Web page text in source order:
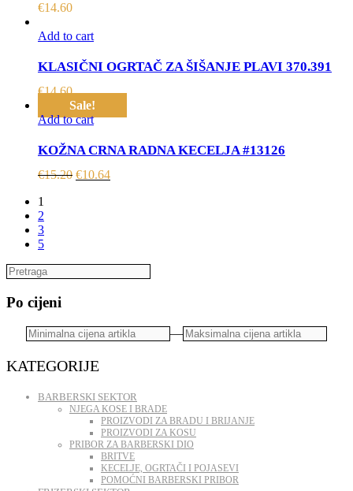
€14.60
Add to cart
KLASIČNI OGRTAČ ZA ŠIŠANJE PLAVI 370.391
€14.60
Sale!
Add to cart
KOŽNA CRNA RADNA KECELJA #13126
€15.20 €10.64
1
2
3
5
Po cijeni
—
KATEGORIJE
BARBERSKI SEKTOR
NJEGA KOSE I BRADE
PROIZVODI ZA BRADU I BRIJANJE
PROIZVODI ZA KOSU
PRIBOR ZA BARBERSKI DIO
BRITVE
KECELJE, OGRTAČI I POJASEVI
POMOĆNI BARBERSKI PRIBOR